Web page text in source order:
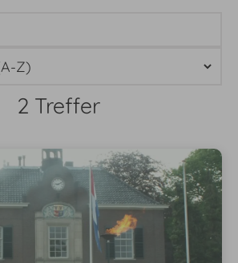
2 Treffer
gefunden